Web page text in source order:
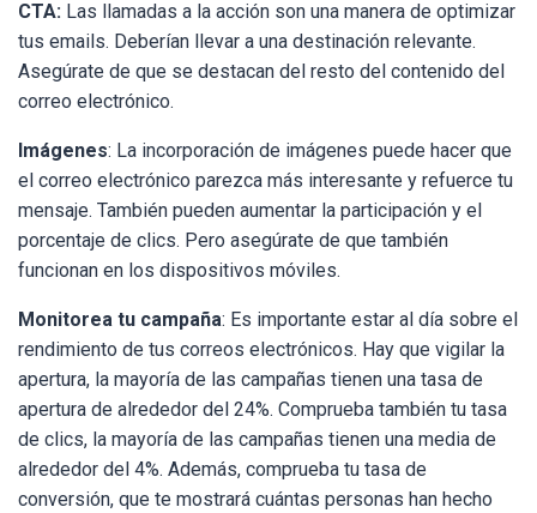
CTA: Las llamadas a la acción son una manera de optimizar
tus emails. Deberían llevar a una destinación relevante.
Asegúrate de que se destacan del resto del contenido del
correo electrónico.
Imágenes: La incorporación de imágenes puede hacer que
el correo electrónico parezca más interesante y refuerce tu
mensaje. También pueden aumentar la participación y el
porcentaje de clics. Pero asegúrate de que también
funcionan en los dispositivos móviles.
Monitorea tu campaña: Es importante estar al día sobre el
rendimiento de tus correos electrónicos. Hay que vigilar la
apertura, la mayoría de las campañas tienen una tasa de
apertura de alrededor del 24%. Comprueba también tu tasa
de clics, la mayoría de las campañas tienen una media de
alrededor del 4%. Además, comprueba tu tasa de
conversión, que te mostrará cuántas personas han hecho